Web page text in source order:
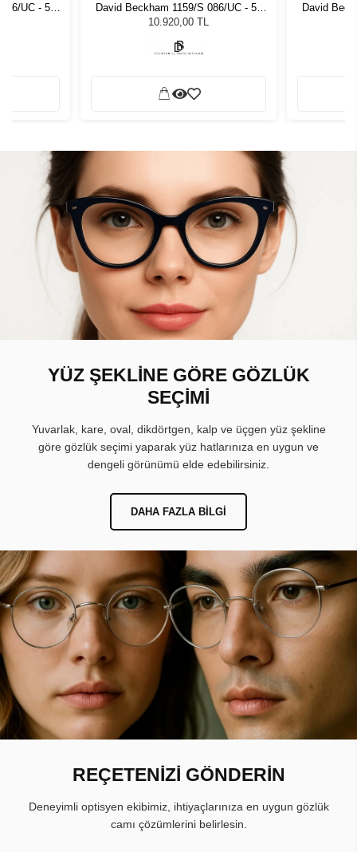
UC - 58
David Beckham 1159/S 086/UC - 58
Unisex Güneş Gözlüğü
10.920,00 TL
David
YÜZ ŞEKLİNE GÖRE GÖZLÜK
SEÇİMİ
Yuvarlak, kare, oval, dikdörtgen, kalp ve üçgen yüz şekline
göre gözlük seçimi yaparak yüz hatlarınıza en uygun ve
dengeli görünümü elde edebilirsiniz.
DAHA FAZLA BILGI
REÇETENİZİ GÖNDERİN
Deneyimli optisyen ekibimiz, ihtiyaçlarınıza en uygun gözlük
camı çözümlerini belirlesin.